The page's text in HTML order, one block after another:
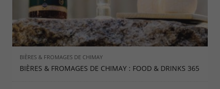
BIÈRES & FROMAGES DE CHIMAY
BIÈRES & FROMAGES DE CHIMAY : FOOD & DRINKS 365